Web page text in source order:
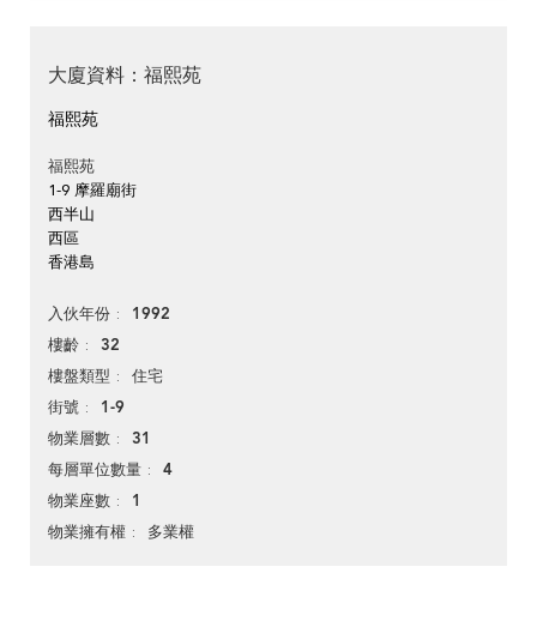
大廈資料：福熙苑
福熙苑
福熙苑
1-9 摩羅廟街
西半山
西區
香港島
入伙年份 1992
樓齡 32
樓盤類型 住宅
街號 1-9
物業層數 31
每層單位數量 4
物業座數 1
物業擁有權 多業權